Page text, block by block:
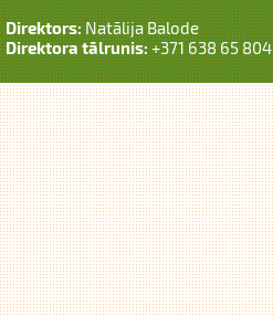
Direktors:Natālija Balode
Direktora tālrunis:+371 638 65 804